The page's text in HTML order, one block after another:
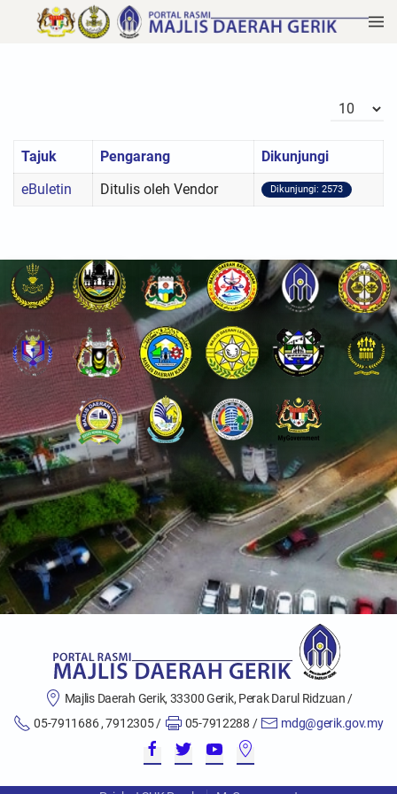
Papar #
Tajuk Pengarang
Dikunjungi
eBuletin
Ditulis oleh Vendor Dikunjungi: 2573
Majlis Daerah Gerik, 33300 Gerik, Perak Darul Ridzuan /
05-7911686 , 7912305 /
05-7912288 / mdg@gerik.gov.my